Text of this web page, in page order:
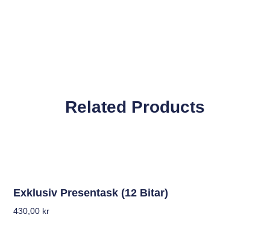
Related Products
Exklusiv Presentask (12 Bitar)
430,00 kr